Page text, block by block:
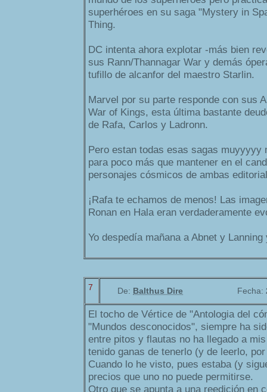
superhéroes en su saga "Mystery in
Thing.
DC intenta ahora explotar -más bien
sus Rann/Thannagar War y demás
tufillo de alcanfor del maestro Starlin.
Marvel por su parte responde con sus
War of Kings, esta última bastante
de Rafa, Carlos y Ladronn.
Pero estan todas esas sagas
para poco más que mantener en el
personajes cósmicos de ambas
¡Rafa te echamos de menos! Las
Ronan en Hala eran verdaderamente
Yo despedía mañana a Abnet y
7 De: Balthus Dire Fecha:
El tocho de Vértice de "Antologia del
"Mundos desconocidos", siempre ha
entre pitos y flautas no ha llegado a
tenido ganas de tenerlo (y de leerlo,
Cuando lo he visto, pues estaba (y
precios que uno no puede permitirse.
Otro que se apunta a una reedición en